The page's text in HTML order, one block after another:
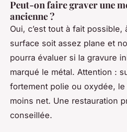
Peut-on faire graver une
ancienne ?
Oui, c’est tout à fait possible,
surface soit assez plane et
pourra évaluer si la gravure
marqué le métal. Attention :
fortement polie ou oxydée,
moins net. Une restauration
conseillée.